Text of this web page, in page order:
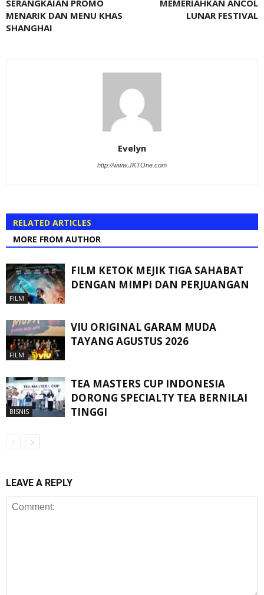
SERANGKAIAN PROMO
MENARIK DAN MENU KHAS
SHANGHAI
MEMERIAHKAN ANCOL
LUNAR FESTIVAL
Evelyn
http://www.JKTOne.com
RELATED ARTICLES
MORE FROM AUTHOR
FILM
FILM KETOK MEJIK TIGA SAHABAT
DENGAN MIMPI DAN PERJUANGAN
FILM
VIU ORIGINAL GARAM MUDA
TAYANG AGUSTUS 2026
BISNIS
TEA MASTERS CUP INDONESIA
DORONG SPECIALTY TEA BERNILAI
TINGGI
LEAVE A REPLY